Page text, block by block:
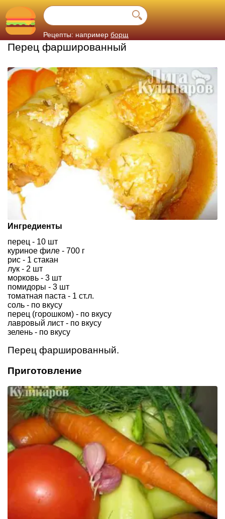
Рецепты: например борщ
Перец фаршированный
Ингредиенты
перец - 10 шт
куриное филе - 700 г
рис - 1 стакан
лук - 2 шт
морковь - 3 шт
помидоры - 3 шт
томатная паста - 1 ст.л.
соль - по вкусу
перец (горошком) - по вкусу
лавровый лист - по вкусу
зелень - по вкусу
Перец фаршированный.
Приготовление